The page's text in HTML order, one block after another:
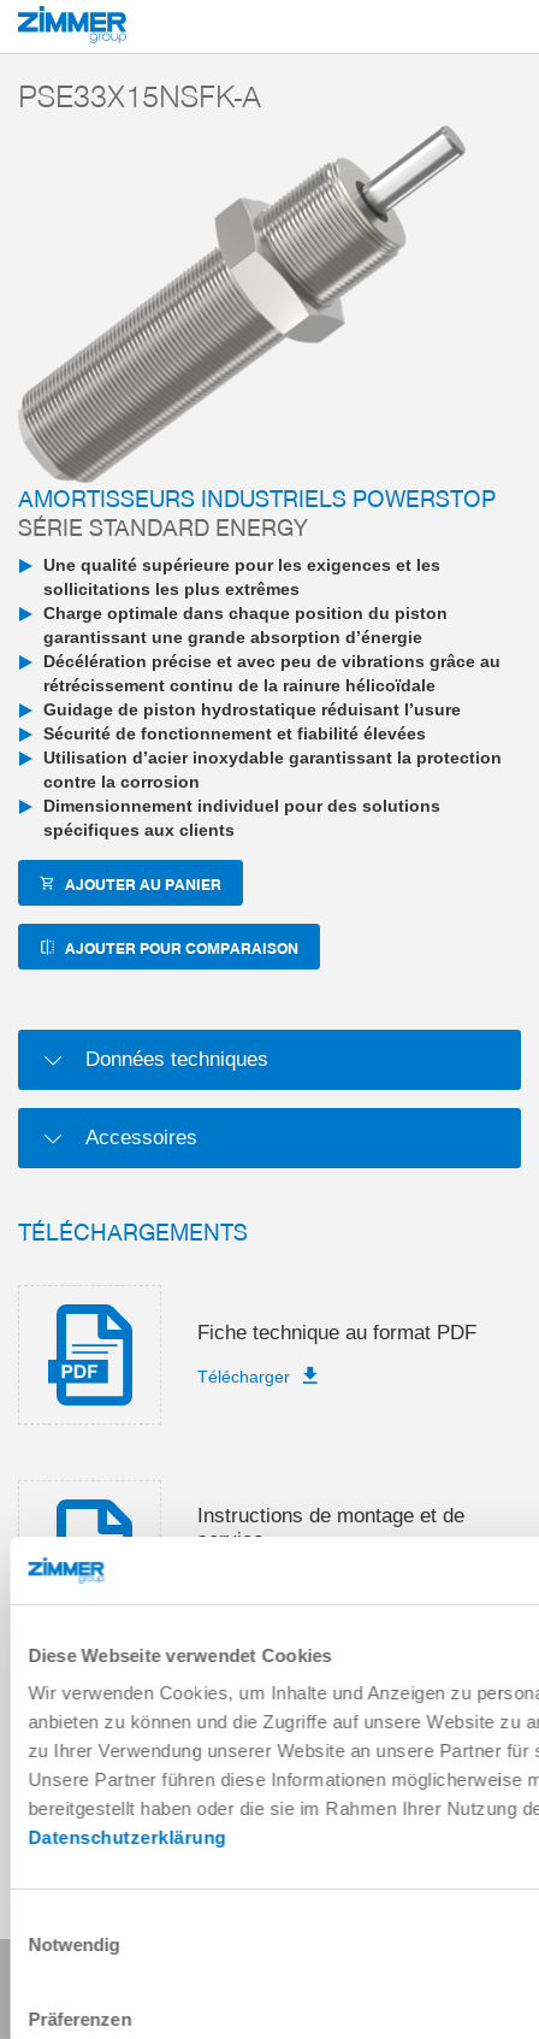
Diese Webseite verwendet Cookies
Wir verwenden Cookies, um Inhalte und Anzeigen zu
anbieten zu können und die Zugriffe auf unsere Website zu
zu Ihrer Verwendung unserer Website an unsere Partner
Unsere Partner führen diese Informationen möglicherweise
bereitgestellt haben oder die sie im Rahmen Ihrer Nutzung
Datenschutzerklärung
Notwendig
Präferenzen
Démarrage Produits
PSE33X15NSFK-A
AMORTISSEURS INDUSTRIELS POWERSTOP
SÉRIE STANDARD ENERGY
Une qualité supérieure pour les exigences et les
sollicitations les plus extrêmes
Charge optimale dans chaque position du piston
garantissant une grande absorption d’énergie
Décélération précise et avec peu de vibrations grâce au
rétrécissement continu de la rainure hélicoïdale
Guidage de piston hydrostatique réduisant l’usure
Sécurité de fonctionnement et fiabilité élevées
Utilisation d’acier inoxydable garantissant la protection
contre la corrosion
Dimensionnement individuel pour des solutions
spécifiques aux clients
AJOUTER AU PANIER
AJOUTER POUR COMPARAISON
Données techniques
Accessoires
TÉLÉCHARGEMENTS
Fiche technique au format PDF
Télécharger
Instructions de montage et de
service
Télécharger les données de CAO
Télécharger